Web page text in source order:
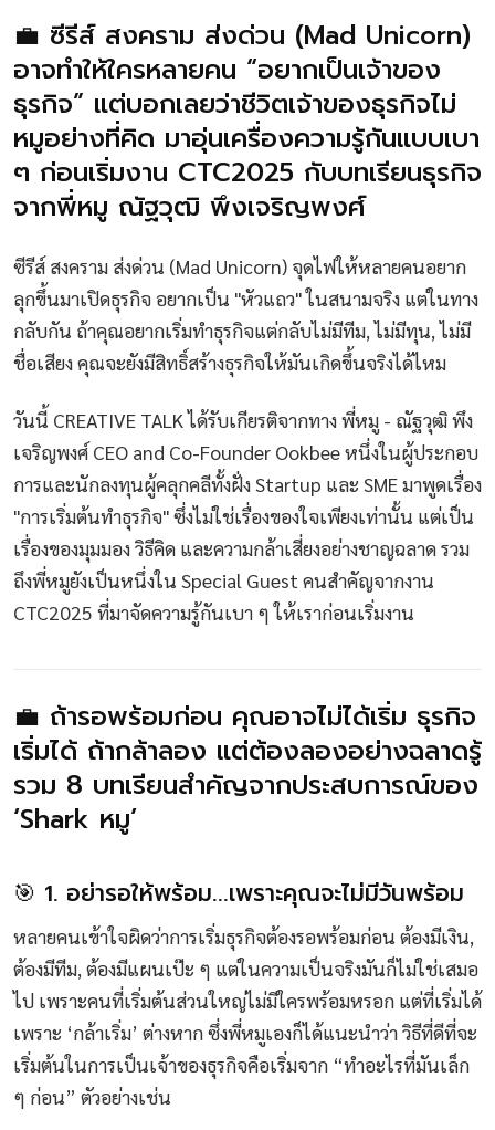
💼 ซีรีส์ สงคราม ส่งด่วน (Mad Unicorn)
อาจทำให้ใครหลายคน “อยากเป็นเจ้าของ
ธุรกิจ” แต่บอกเลยว่าชีวิตเจ้าของธุรกิจไม่
หมูอย่างที่คิด มาอุ่นเครื่องความรู้กันแบบเบา
ๆ ก่อนเริ่มงาน CTC2025 กับบทเรียนธุรกิจ
จากพี่หมู ณัฐวุฒิ พึงเจริญพงศ์
ซีรีส์ สงคราม ส่งด่วน (Mad Unicorn) จุดไฟให้หลายคนอยาก
ลุกขึ้นมาเปิดธุรกิจ อยากเป็น "หัวแถว" ในสนามจริง แต่ในทาง
กลับกัน ถ้าคุณอยากเริ่มทำธุรกิจแต่กลับไม่มีทีม, ไม่มีทุน, ไม่มี
ชื่อเสียง คุณจะยังมีสิทธิ์สร้างธุรกิจให้มันเกิดขึ้นจริงได้ไหม
วันนี้ CREATIVE TALK ได้รับเกียรติจากทาง พี่หมู - ณัฐวุฒิ พึง
เจริญพงศ์ CEO and Co-Founder Ookbee หนึ่งในผู้ประกอบ
การและนักลงทุนผู้คลุกคลีทั้งฝั่ง Startup และ SME มาพูดเรื่อง
"การเริ่มต้นทำธุรกิจ" ซึ่งไม่ใช่เรื่องของใจเพียงเท่านั้น แต่เป็น
เรื่องของมุมมอง วิธีคิด และความกล้าเสี่ยงอย่างชาญฉลาด รวม
ถึงพี่หมูยังเป็นหนึ่งใน Special Guest คนสำคัญจากงาน
CTC2025 ที่มาจัดความรู้กันเบา ๆ ให้เราก่อนเริ่มงาน
💼 ถ้ารอพร้อมก่อน คุณอาจไม่ได้เริ่ม ธุรกิจ
เริ่มได้ ถ้ากล้าลอง แต่ต้องลองอย่างฉลาดรู้
รวม 8 บทเรียนสำคัญจากประสบการณ์ของ
‘Shark หมู’
🎯 1. อย่ารอให้พร้อม...เพราะคุณจะไม่มีวันพร้อม
หลายคนเข้าใจผิดว่าการเริ่มธุรกิจต้องรอพร้อมก่อน ต้องมีเงิน,
ต้องมีทีม, ต้องมีแผนเป๊ะ ๆ แต่ในความเป็นจริงมันก็ไม่ใช่เสมอ
ไป เพราะคนที่เริ่มต้นส่วนใหญ่ไม่มีใครพร้อมหรอก แต่ที่เริ่มได้
เพราะ ‘กล้าเริ่ม’ ต่างหาก ซึ่งพี่หมูเองก็ได้แนะนำว่า วิธีที่ดีที่จะ
เริ่มต้นในการเป็นเจ้าของธุรกิจคือเริ่มจาก “ทำอะไรที่มันเล็ก
ๆ ก่อน” ตัวอย่างเช่น